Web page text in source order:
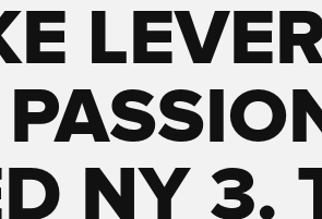
NY 3.